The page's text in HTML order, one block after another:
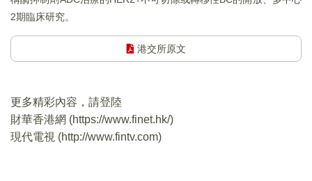
2期臨床研究。
港交所原文
更多精彩內容，請登陸
財華香港網 (https://www.finet.hk/)
現代電視 (http://www.fintv.com)